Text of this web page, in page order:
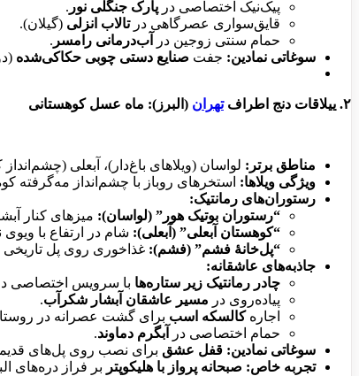
پیک‌نیک اختصاصی در پارک جنگلی نور .
قایق‌سواری عصرگاهی درتالاب انزلی (گیلان).
حمام سنتی زوجین در
آب‌درمانی رامسر .
سوغاتی نمادین: جفت صنایع دستی چوبی حکاکی‌شده
۲. ییلاقات دنج اطراف تهران (البرز): ماه عسل کوهستانی
مناطق برتر: لواسان (ویلاهای باغ‌دار)، آبعلی
ویژگی ویلاها: استخرهای روباز با چشم‌انداز
رستوران‌های رمانتیک:
“رستوران بوتیک هور” (لواسان): میزهای کنار
“کوهستان آبعلی” (آبعلی): شام در ارتفاع با
“پل‌خانۀ فشم” (فشم): غذاخوری روی پل تاریخی
جاذبه‌های عاشقانه:
چادر رمانتیک زیر ستاره‌ها با سرویس اختصاصی
پیاده‌روی در مسیر عاشقان آبشار شکرآب.
اجارهکالسکه اسب برای گشت عصرانه در
حمام اختصاصی در
آبگرم دماوند.
سوغاتی نمادین: قفل عشق برای نصب روی پل‌های
تجربه خاص: صبحانه پرواز با هلیکوپتر بر فراز دره‌های